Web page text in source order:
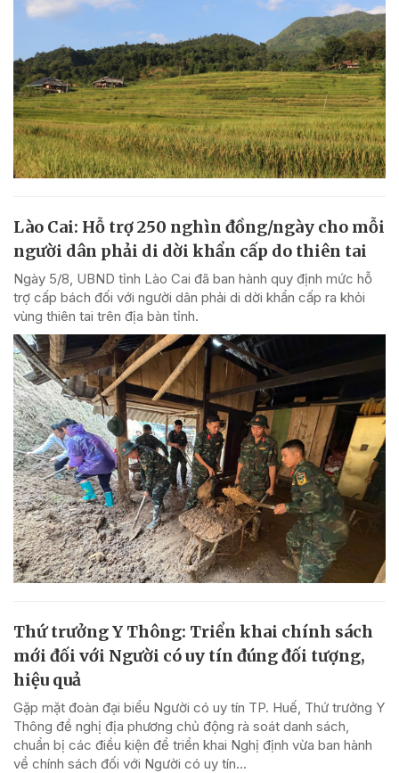
Lào Cai: Hỗ trợ 250 nghìn đồng/ngày cho mỗi
người dân phải di dời khẩn cấp do thiên tai
Ngày 5/8, UBND tỉnh Lào Cai đã ban hành quy định mức hỗ
trợ cấp bách đối với người dân phải di dời khẩn cấp ra khỏi
vùng thiên tai trên địa bàn tỉnh.
Thứ trưởng Y Thông: Triển khai chính sách
mới đối với Người có uy tín đúng đối tượng,
hiệu quả
Gặp mặt đoàn đại biểu Người có uy tín TP. Huế, Thứ trưởng Y
Thông đề nghị địa phương chủ động rà soát danh sách,
chuẩn bị các điều kiện để triển khai Nghị định vừa ban hành
về chính sách đối với Người có uy tín...